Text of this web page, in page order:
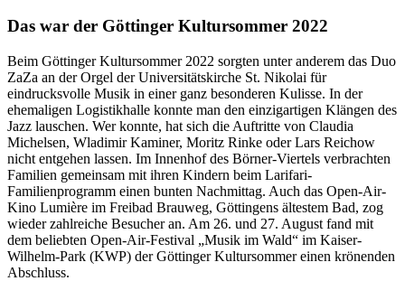
Das war der Göttinger Kultursommer 2022
Beim Göttinger Kultursommer 2022 sorgten unter anderem das Duo
ZaZa an der Orgel der Universitätskirche St. Nikolai für
eindrucksvolle Musik in einer ganz besonderen Kulisse. In der
ehemaligen Logistikhalle konnte man den einzigartigen Klängen des
Jazz lauschen. Wer konnte, hat sich die Auftritte von Claudia
Michelsen, Wladimir Kaminer, Moritz Rinke oder Lars Reichow
nicht entgehen lassen. Im Innenhof des Börner-Viertels verbrachten
Familien gemeinsam mit ihren Kindern beim Larifari-
Familienprogramm einen bunten Nachmittag. Auch das Open-Air-
Kino Lumière im Freibad Brauweg, Göttingens ältestem Bad, zog
wieder zahlreiche Besucher an. Am 26. und 27. August fand mit
dem beliebten Open-Air-Festival „Musik im Wald“ im Kaiser-
Wilhelm-Park (KWP) der Göttinger Kultursommer einen krönenden
Abschluss.